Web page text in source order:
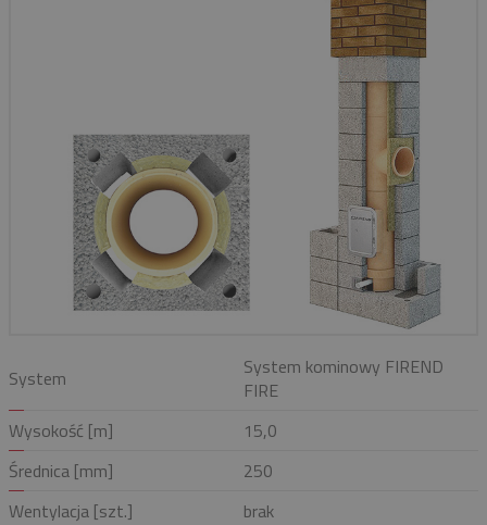
System
System kominowy FIREND
FIRE
Wysokość [m]
15,0
Średnica [mm]
250
Wentylacja [szt.]
brak